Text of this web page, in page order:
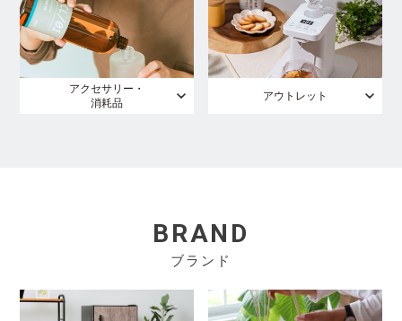
アクセサリー・
消耗品
アウトレット
BRAND
ブランド